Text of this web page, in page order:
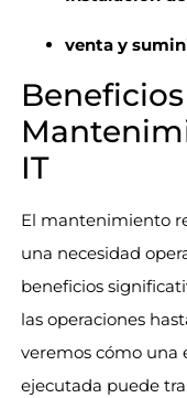
venta y
IT
El mantenimiento
una necesidad
beneficios
las operaciones
veremos cómo
ejecutada puede